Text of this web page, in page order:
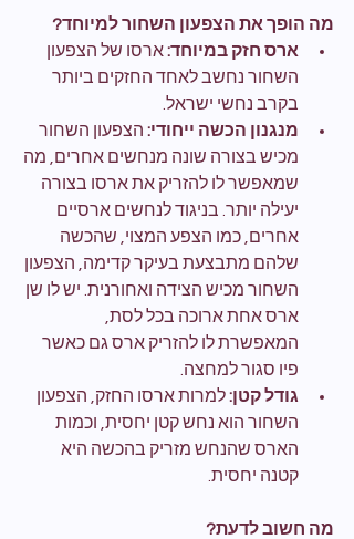
מה הופך את הצפעון השחור למיוחד?
ארס חזק במיוחד: ארסו של הצפעון
השחור נחשב לאחד החזקים ביותר
בקרב נחשי ישראל.
מנגנון הכשה ייחודי: הצפעון השחור
מכיש בצורה שונה מנחשים אחרים, מה
שמאפשר לו להזריק את ארסו בצורה
יעילה יותר. בניגוד לנחשים ארסיים
אחרים, כמו הצפע המצוי, שהכשה
שלהם מתבצעת בעיקר קדימה, הצפעון
השחור מכיש הצידה ואחורנית. יש לו שן
ארס אחת ארוכה בכל לסת,
המאפשרת לו להזריק ארס גם כאשר
פיו סגור למחצה.
גודל קטן: למרות ארסו החזק, הצפעון
השחור הוא נחש קטן יחסית, וכמות
הארס שהנחש מזריק בהכשה היא
קטנה יחסית.
מה חשוב לדעת?